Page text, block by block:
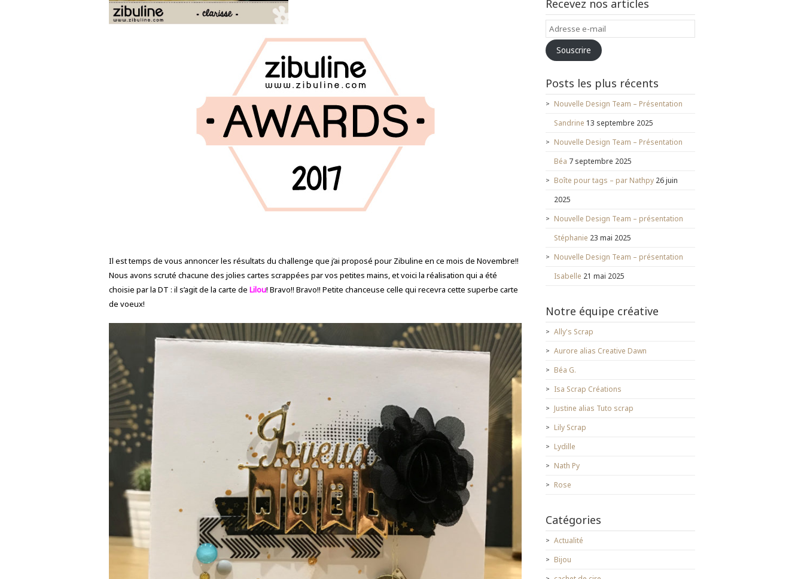
Il est temps de vous annoncer les résultats du challenge que j’ai proposé pour Zibuline en ce mois de Novembre!!
Nous avons scruté chacune des jolies cartes scrappées par vos petites mains, et voici la réalisation qui a été
choisie par la DT : il s’agit de la carte de Lilou! Bravo!! Bravo!! Petite chanceuse celle qui recevra cette superbe carte
de voeux!
Recevez nos articles
Adresse
e-
mailSouscrire
Posts les plus récents
Nouvelle Design Team – Présentation
Sandrine 13 septembre 2025
Nouvelle Design Team – Présentation
Béa 7 septembre 2025
Boîte pour tags – par Nathpy 26 juin
2025
Nouvelle Design Team – présentation
Stéphanie 23 mai 2025
Nouvelle Design Team – présentation
Isabelle 21 mai 2025
Notre équipe créative
Ally's Scrap
Aurore alias Creative Dawn
Béa G.
Isa Scrap Créations
Justine alias Tuto scrap
Lily Scrap
Lydille
Nath Py
Rose
Catégories
Actualité
Bijou